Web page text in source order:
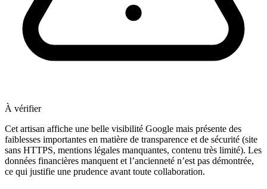
À vérifier
Cet artisan affiche une belle visibilité Google mais présente des
faiblesses importantes en matière de transparence et de sécurité (site
sans HTTPS, mentions légales manquantes, contenu très limité). Les
données financières manquent et l’ancienneté n’est pas démontrée,
ce qui justifie une prudence avant toute collaboration.